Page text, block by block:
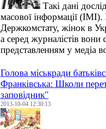
Такі дані
масової інформації
Держкомстату, жінок в
а серед журналістів вони
представленням у медіа
Голова міськради
Франківська: Школи
заповідник"
2013-10-04 12:30:13